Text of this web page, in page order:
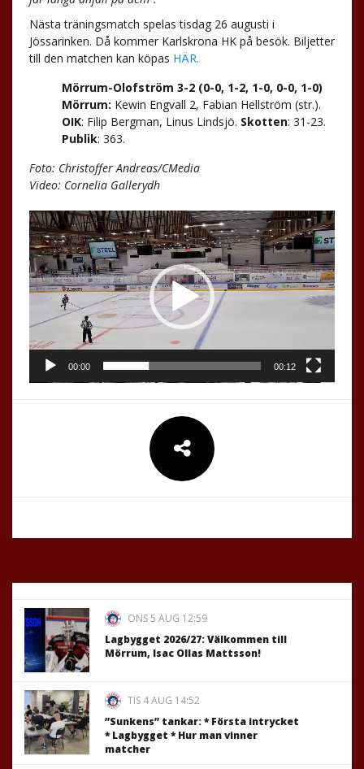
Nästa träningsmatch spelas tisdag 26 augusti i
Jössarinken. Då kommer Karlskrona HK på besök. Biljetter
till den matchen kan köpas HÄR.
Mörrum-Olofström 3-2 (0-0, 1-2, 1-0, 0-0, 1-0)
Mörrum: Kewin Engvall 2, Fabian Hellström (str.).
OIK: Filip Bergman, Linus Lindsjö. Skotten: 31-23.
Publik: 363.
Foto: Christoffer Andreas/CMedia
Video: Cornelia Gallerydh
Videospelare
00:00 00:12
ONS 5 AUG 12:59
Lagbygget 2026/27: Välkommen till
Mörrum, Isac Ollas Mattsson!
TIS 4 AUG 14:52
”Sunkens” tankar: * Första intrycket
* Lagbygget * Hur man vinner
matcher